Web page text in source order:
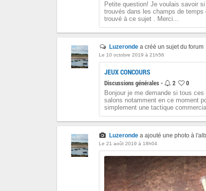
Petite question! Je voulais savoir
trouvés dans les champs de
trouvé à ce sujet . Merci...
Luzeronde a créé un sujet du forum
Le 10 octobre 2019 à 21h56
JEUX CONCOURS
Discussions générales - 2 0
Bonjour je me demande si tous
salons notamment en ce moment
simplement une tactique
Luzeronde a ajouté une photo à
Le 21 août 2019 à 18h04